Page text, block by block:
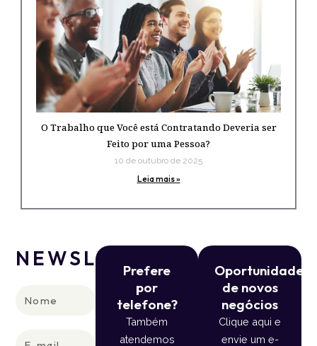
O Trabalho que Você está Contratando Deveria ser
Feito por uma Pessoa?
10 de outubro de 2025
Leia mais »
NEWSLETTER
Prefere
por
telefone?
Também
atendemos
Oportunidade
de novos
negócios
Clique aqui e
envie um e-